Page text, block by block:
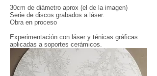
30cm de diámetro aprox (el de la imagen)
Serie de discos grabados a láser.
Obra en proceso
Experimentación con láser y ténicas gráficas
aplicadas a soportes cerámicos.